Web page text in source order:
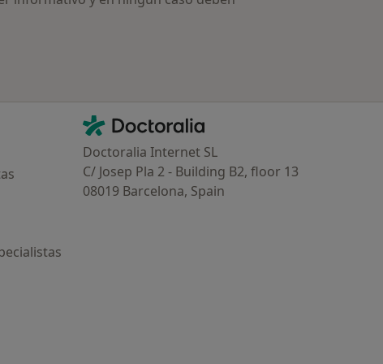
Contacto
Doctoralia - Página de inicio
Doctoralia Internet SL
C/ Josep Pla 2 - Building B2, floor 13
08019 Barcelona, Spain